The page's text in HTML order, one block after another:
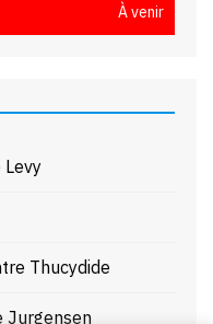
À venir
Levy
Thucydide
Jurgensen